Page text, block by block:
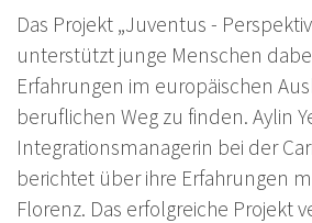
Das Projekt „Juventus -
unterstützt junge Menschen
Erfahrungen im europäischen
beruflichen Weg zu finden. Aylin
Integrationsmanagerin bei der
berichtet über ihre Erfahrungen
Florenz. Das erfolgreiche Projekt